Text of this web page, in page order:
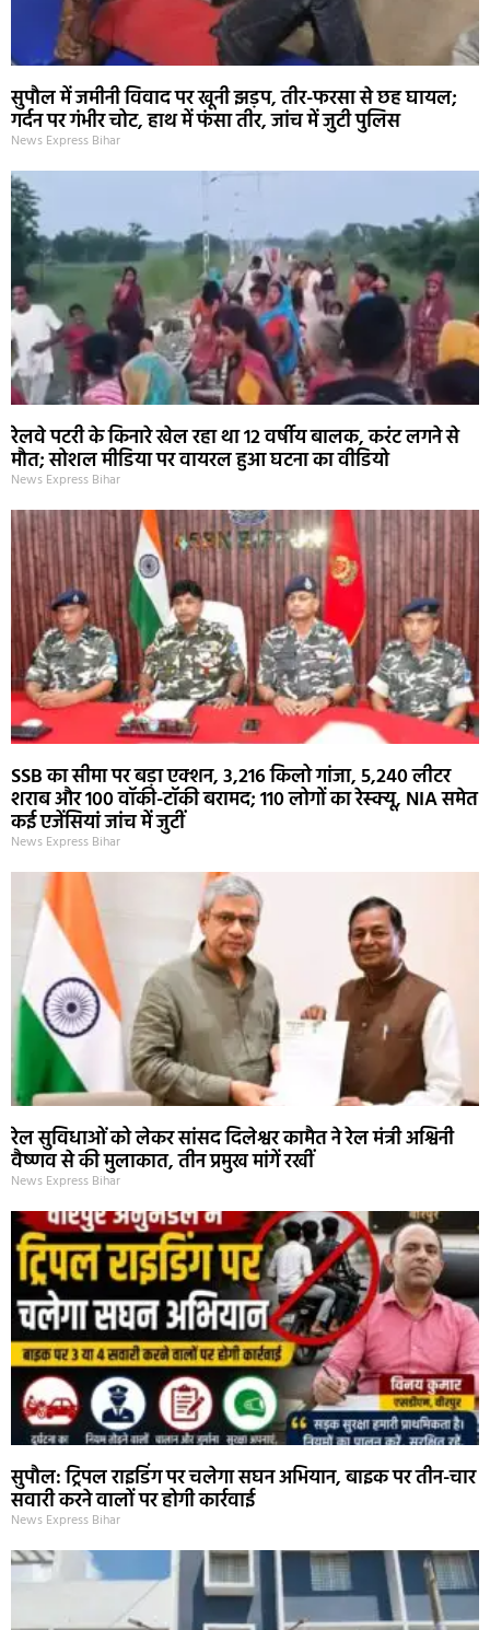
सुपौल में जमीनी विवाद पर खूनी झड़प, तीर-फरसा से छह घायल;
गर्दन पर गंभीर चोट, हाथ में फंसा तीर, जांच में जुटी पुलिस
News Express Bihar
रेलवे पटरी के किनारे खेल रहा था 12 वर्षीय बालक, करंट लगने से
मौत; सोशल मीडिया पर वायरल हुआ घटना का वीडियो
News Express Bihar
SSB का सीमा पर बड़ा एक्शन, 3,216 किलो गांजा, 5,240 लीटर
शराब और 100 वॉकी-टॉकी बरामद; 110 लोगों का रेस्क्यू, NIA समेत
कई एजेंसियां जांच में जुटीं
News Express Bihar
रेल सुविधाओं को लेकर सांसद दिलेश्वर कामैत ने रेल मंत्री अश्विनी
वैष्णव से की मुलाकात, तीन प्रमुख मांगें रखीं
News Express Bihar
सुपौल: ट्रिपल राइडिंग पर चलेगा सघन अभियान, बाइक पर तीन-चार
सवारी करने वालों पर होगी कार्रवाई
News Express Bihar